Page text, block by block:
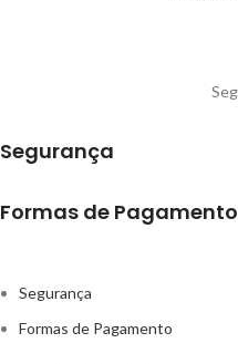
Segurança
Formas de Pagamento
Segurança
Formas de Pagamento